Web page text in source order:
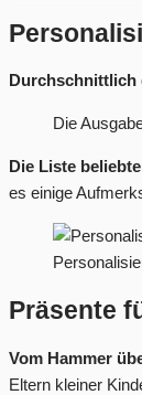
Durchschnittlich
Die
Die Liste
es einige
Präsente
Vom Hammer
Eltern kleiner